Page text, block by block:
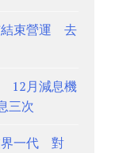
結束營運 去
12月減息機
三次
界一代 對